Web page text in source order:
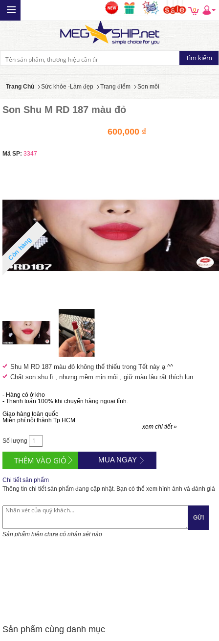
0
Trang Chủ Sức khỏe -Làm đẹp Trang điểm Son môi
Son Shu M RD 187 màu đỏ
600,000 ₫
Mã SP: 3347
Còn hàng
Shu M RD 187 màu đỏ không thể thiếu trong Tết này ạ ^^
Chất son shu lì , nhưng mềm mịn môi , giữ màu lâu rất thích lun
- Hàng có ở kho
- Thanh toán 100% khi chuyển hàng ngoại tỉnh.
Giao hàng toàn quốc
Miễn phí nội thành Tp.HCM
xem chi tiết »
Số lượng
MUA NGAY
Chi tiết sản phẩm
Thông tin chi tiết sản phẩm đang cập nhật. Bạn có thể xem hình ảnh và đánh giá
GỬI
Sản phẩm hiện chưa có nhận xét nào
Sản phẩm cùng danh mục